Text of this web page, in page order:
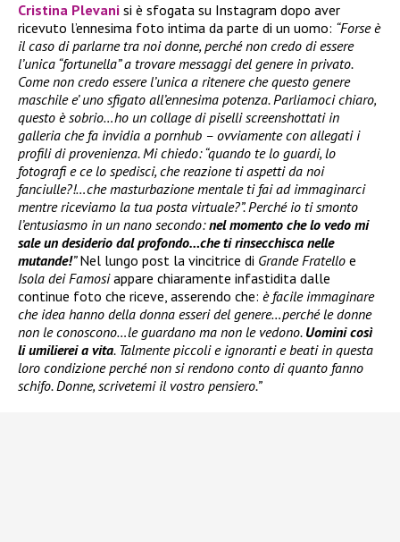
Cristina Plevani si è sfogata su Instagram dopo aver
ricevuto l’ennesima foto intima da parte di un uomo: “Forse è
il caso di parlarne tra noi donne, perché non credo di essere
l’unica “fortunella” a trovare messaggi del genere in privato.
Come non credo essere l’unica a ritenere che questo genere
maschile e’ uno sfigato all’ennesima potenza. Parliamoci chiaro,
questo è sobrio…ho un collage di piselli screenshottati in
galleria che fa invidia a pornhub – ovviamente con allegati i
profili di provenienza. Mi chiedo: “quando te lo guardi, lo
fotografi e ce lo spedisci, che reazione ti aspetti da noi
fanciulle?!…che masturbazione mentale ti fai ad immaginarci
mentre riceviamo la tua posta virtuale?”. Perché io ti smonto
l’entusiasmo in un nano secondo:nel momento che lo vedo mi
sale un desiderio dal profondo…che ti rinsecchisca nelle
mutande!”Nel lungo post la vincitrice di Grande Fratello e
Isola dei Famosiappare chiaramente infastidita dalle
continue foto che riceve, asserendo che: è facile immaginare
che idea hanno della donna esseri del genere…perché le donne
non le conoscono…le guardano ma non le vedono. Uomini così
li umilierei a vita. Talmente piccoli e ignoranti e beati in questa
loro condizione perché non si rendono conto di quanto fanno
schifo. Donne, scrivetemi il vostro pensiero.”